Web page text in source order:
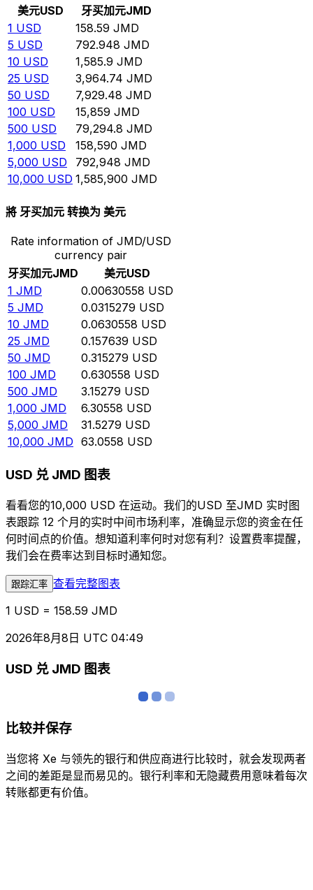
美元USD 牙买加元JMD
1 USD 158.59 JMD
5 USD 792.948 JMD
10 USD 1,585.9 JMD
25 USD 3,964.74 JMD
50 USD 7,929.48 JMD
100 USD 15,859 JMD
500 USD 79,294.8 JMD
1,000 USD 158,590 JMD
5,000 USD 792,948 JMD
10,000 USD 1,585,900 JMD
將 牙买加元 转换为 美元
Rate information of JMD/USD
currency pair
牙买加元JMD 美元USD
1 JMD 0.00630558 USD
5 JMD 0.0315279 USD
10 JMD 0.0630558 USD
25 JMD 0.157639 USD
50 JMD 0.315279 USD
100 JMD 0.630558 USD
500 JMD 3.15279 USD
1,000 JMD 6.30558 USD
5,000 JMD 31.5279 USD
10,000 JMD 63.0558 USD
USD 兑 JMD 图表
看看您的10,000 USD 在运动。我们的USD 至JMD 实时图
表跟踪 12 个月的实时中间市场利率，准确显示您的资金在任
何时间点的价值。想知道利率何时对您有利？设置费率提醒，
我们会在费率达到目标时通知您。
跟踪汇率 查看完整图表
1 USD = 158.59 JMD
2026年8月8日 UTC 04:49
USD 兑 JMD 图表
比较并保存
当您将 Xe 与领先的银行和供应商进行比较时，就会发现两者
之间的差距是显而易见的。银行利率和无隐藏费用意味着每次
转账都更有价值。